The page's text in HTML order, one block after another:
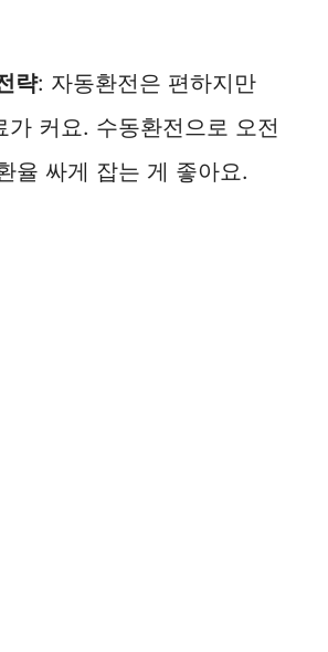
략: 자동환전은 편하지만
가 커요. 수동환전으로 오전
율 싸게 잡는 게 좋아요.